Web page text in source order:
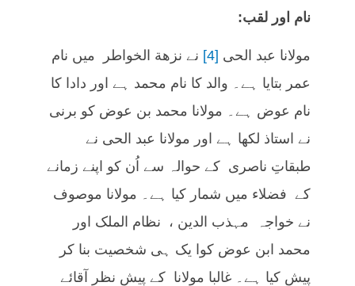
نام اور لقب:
مولانا عبد الحی [4]
نے نزهة الخواطر میں نام
عمر بتایا ہے۔ والد کا نام محمد ہے اور دادا کا
نام عوض ہے۔ مولانا محمد بن عوض کو برنی
نے استاذ لکھا ہے اور مولانا عبد الحی نے
طبقاتِ ناصری کے حوالہ سے اُن کو اپنے زمانے
کے فضلاء میں شمار کیا ہے۔ مولانا موصوف
نے خواجہ مہذب الدین ، نظام الملک اور
محمد ابن عوض کوا یک ہی شخصیت بنا کر
پیش کیا ہے۔ غالبا مولانا کے پیشِ نظر آقائے